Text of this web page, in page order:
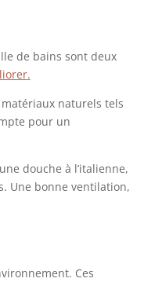
de bains sont deux
naturels tels
pour un
douche à l’italienne,
Une bonne ventilation,
Ces